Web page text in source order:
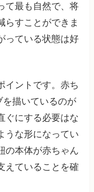
て最も自然で、将
らすことができま
っている状態は好
イントです。赤ち
を描いているのが
ぐにする必要はな
うな形になってい
の本体が赤ちゃん
えていることを確